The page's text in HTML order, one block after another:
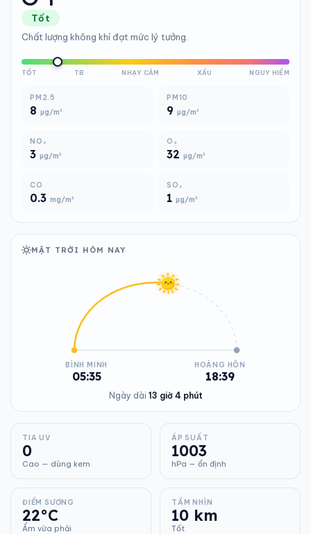
Tốt
Chất lượng không khí đạt mức lý tưởng.
TỐT TB NHẠY CẢM XẤU NGUY HIỂM
PM2.5
8 µg/m³
PM10
9 µg/m³
NO₂
3 µg/m³
O₃
32 µg/m³
CO
0.3 mg/m³
SO₂
1 µg/m³
MẶT TRỜI HÔM NAY
BÌNH MINH
05:35
HOÀNG HÔN
18:39
Ngày dài 13 giờ 4 phút
TIA UV
0
Cao — dùng kem
ÁP SUẤT
1003
hPa — ổn định
ĐIỂM SƯƠNG
22°C
Ẩm vừa phải
TẦM NHÌN
10 km
Tốt